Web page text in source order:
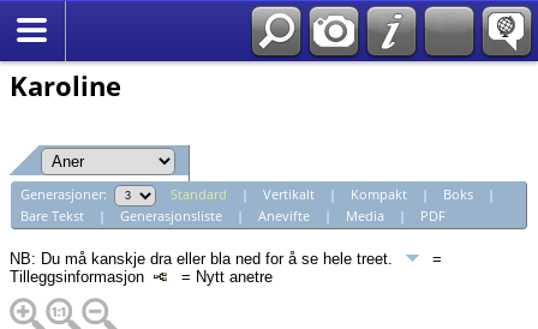
Karoline
Generasjoner: Standard | Vertikalt| Kompakt| Boks|
Bare Tekst| Generasjonsliste| Anevifte| Media | PDF
NB: Du må kanskje dra eller bla ned for å se hele treet.
=
Tilleggsinformasjon
= Nytt anetre